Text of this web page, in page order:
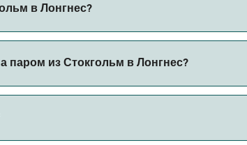
в Лонгнес?
паром из Стокгольм в Лонгнес?
время вы можете брать животных